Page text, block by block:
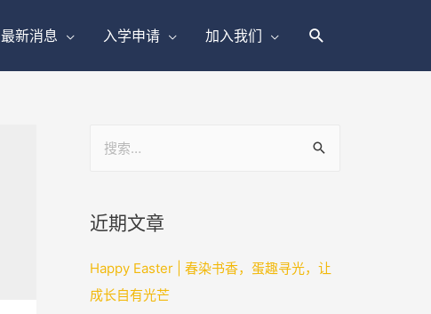
最新消息 入学申请 加入我们
近期文章
Happy Easter | 春染书香，蛋趣寻光，让
成长自有光芒